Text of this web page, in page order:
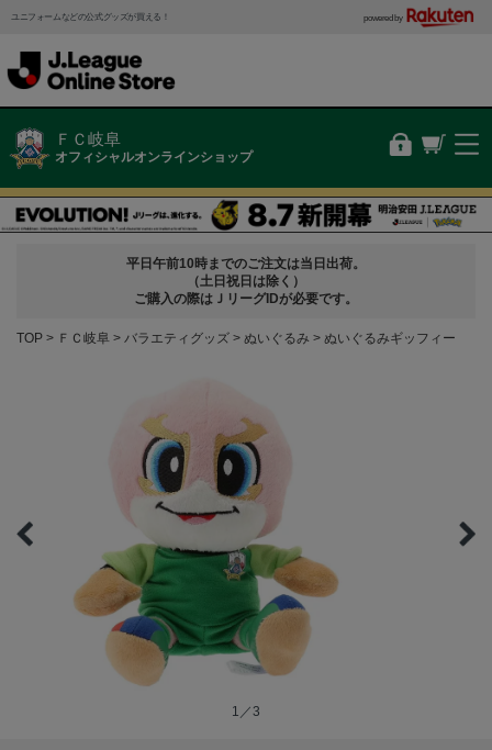
ユニフォームなどの公式グッズが買える！ powered by
ＦＣ岐阜
オフィシャルオンラインショップ
平日午前10時までのご注文は当日出荷。
（土日祝日は除く）
ご購入の際はＪリーグIDが必要です。
TOP ＦＣ岐阜 バラエティグッズ ぬいぐるみ ぬいぐるみギッフィー
1／3